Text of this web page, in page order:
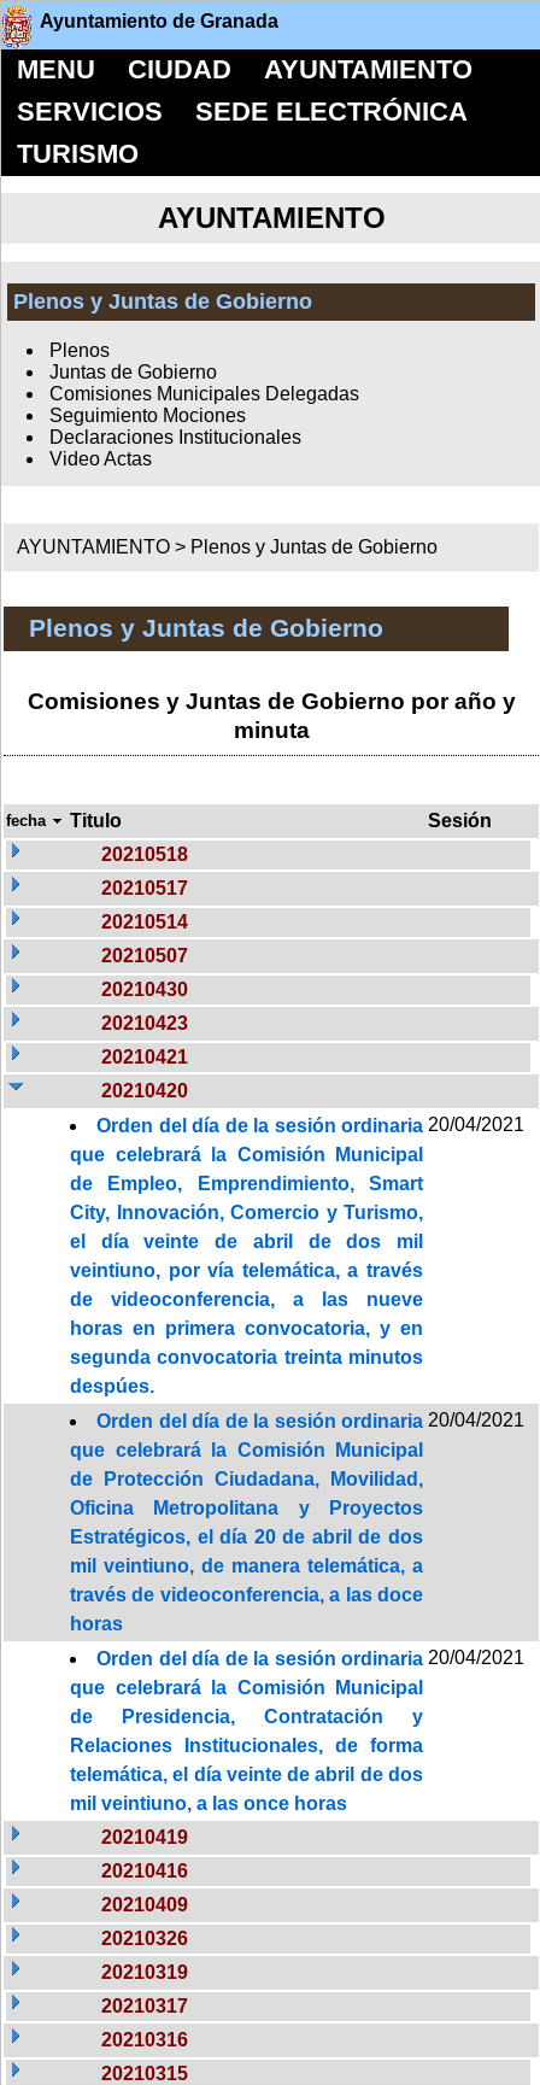
Ayuntamiento de Granada
MENU CIUDAD
AYUNTAMIENTO
SERVICIOS
SEDE ELECTRÓNICA
TURISMO
AYUNTAMIENTO
Plenos y Juntas de Gobierno
Plenos
Juntas de Gobierno
Comisiones Municipales Delegadas
Seguimiento Mociones
Declaraciones Institucionales
Video Actas
AYUNTAMIENTO > Plenos y Juntas de Gobierno
Plenos y Juntas de Gobierno
Comisiones y Juntas de Gobierno por año y
minuta
fecha Titulo
Sesión
20210518
20210517
20210514
20210507
20210430
20210423
20210421
20210420
Orden del día de la sesión ordinaria
que celebrará la Comisión Municipal
de Empleo, Emprendimiento, Smart
City, Innovación, Comercio y Turismo,
el día veinte de abril de dos mil
veintiuno, por vía telemática, a través
de videoconferencia, a las nueve
horas en primera convocatoria, y en
segunda convocatoria treinta minutos
despúes.
20/04/2021
Orden del día de la sesión ordinaria
que celebrará la Comisión Municipal
de Protección Ciudadana, Movilidad,
Oficina Metropolitana y Proyectos
Estratégicos, el día 20 de abril de dos
mil veintiuno, de manera telemática, a
través de videoconferencia, a las doce
horas
20/04/2021
Orden del día de la sesión ordinaria
que celebrará la Comisión Municipal
de Presidencia, Contratación y
Relaciones Institucionales, de forma
telemática, el día veinte de abril de dos
mil veintiuno, a las once horas
20/04/2021
20210419
20210416
20210409
20210326
20210319
20210317
20210316
20210315